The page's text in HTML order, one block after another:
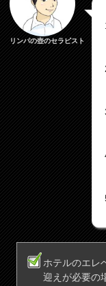
リンパの壺のセラピスト
ホテルのエレ
迎えが必要の